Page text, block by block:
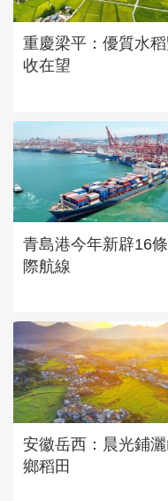
重慶梁平：優質水
收在望
青島港今年新辟16
際航線
安徽岳西：晨光鋪灑
鄉稻田